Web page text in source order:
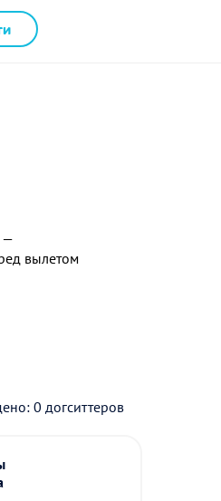
—
вылетом
0 догситтеров